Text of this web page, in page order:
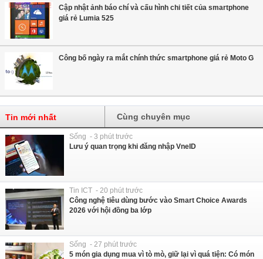
Cập nhật ảnh báo chí và cấu hình chi tiết của smartphone
giá rẻ Lumia 525
Công bố ngày ra mắt chính thức smartphone giá rẻ Moto G
Tin mới nhất Cùng chuyên mục
Sống - 3 phút trước
Lưu ý quan trọng khi đăng nhập VneID
Tin ICT - 20 phút trước
Công nghệ tiêu dùng bước vào Smart Choice Awards
2026 với hội đồng ba lớp
Sống - 27 phút trước
5 món gia dụng mua vì tò mò, giữ lại vì quá tiện: Có món